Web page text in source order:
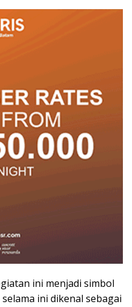
ini menjadi simbol
ini dikenal sebagai